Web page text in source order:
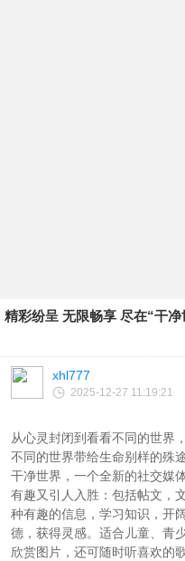
精彩纷呈 无限畅享 尽在“干净
xhl777
2025-12-27 11:19:21
从心灵封闭到看看不同的世界
不同的世界带给生命别样的殊
干净世界，一个全新的社交媒
有趣又引人入胜：包括帖文，
种有趣的信息，学习知识，开
德，获得灵感。适合儿童、青
欣赏图片，还可随时听喜欢的